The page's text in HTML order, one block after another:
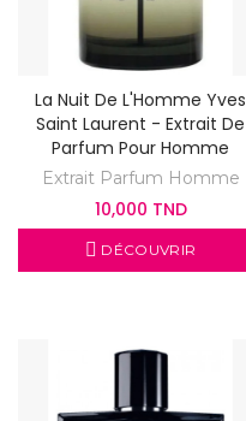
La Nuit De L'Homme Yves
Saint Laurent - Extrait De
Parfum Pour Homme
Extrait Parfum Homme
10,000 TND
DÉCOUVRIR